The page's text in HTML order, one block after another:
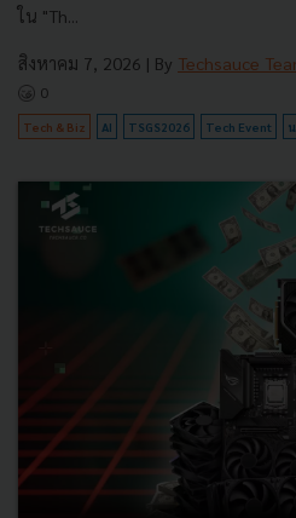
ใน "Th...
สิงหาคม 7, 2026 | By Techsauce
0
Tech & Biz AI TSGS2026 Tech Event